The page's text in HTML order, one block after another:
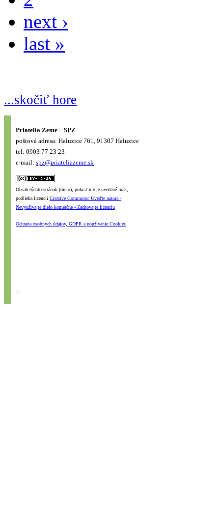
next ›
last »
...skočiť hore
Priatelia Zeme – SPZ
poštová adresa: Haluzice 761, 91307 Haluzice
tel: 0903 77 23 23
e-mail: spz@priateliazeme.sk
Obsah týchto stránok (dielo), pokiaľ nie je uvedené inak,
podlieha licencii Creative Commons: Uveďte autora -
Nevyužívajte dielo komerčne - Zachovajte licenciu
Ochrana osobných údajov, GDPR a používanie Cookies